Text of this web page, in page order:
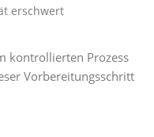
erschwert
kontrollierten Prozess
Vorbereitungsschritt